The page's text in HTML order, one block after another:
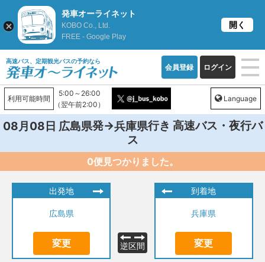
高速バス、定期観光バスの予約なら
会員登録 ログイン
利用可能時間
5:00～26:00
（翌午前2:00）
Language
08月08日 広島県発→兵庫県行き 高速バス・夜行バ
ス
0便見つかりました。
出発地
広島県
変更 逆区間
到着地
兵庫県
変更
発車オーライネット
KOBO Co., Ltd.
FREE - Google Play
開く